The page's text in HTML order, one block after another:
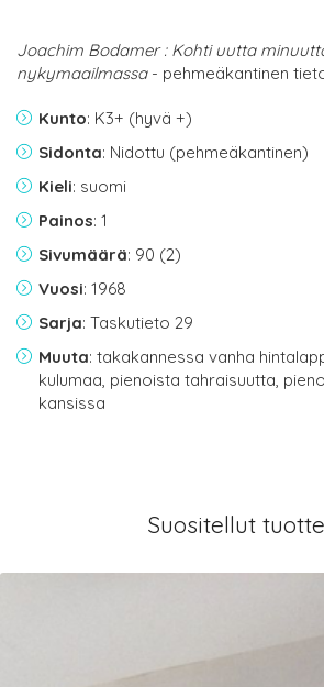
Joachim Bodamer : Kohti uutta
nykymaailmassa- pehmeäkantinen
Kunto: K3+ (hyvä +)
Sidonta: Nidottu (pehmeäkantinen)
Kieli: suomi
Painos: 1
Sivumäärä: 90 (2)
Vuosi: 1968
Sarja: Taskutieto 29
Muuta: takakannessa vanha
kulumaa, pienoista tahraisuutta,
kansissa
Suositellut